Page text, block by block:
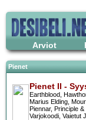
Arviot
Pienet
Pienet II -
Earthblood,
Marius Elding,
Piennar, Principle
Varjokoodi, Vaietut